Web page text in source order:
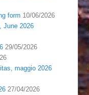
form 10/06/2026
June 2026
29/05/2026
maggio 2026
27/04/2026